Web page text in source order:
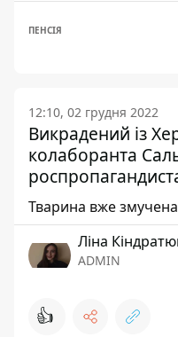
ПЕНСІЯ
12:10, 02 грудня 2022
Викрадений із
колаборанта
Тварина вже
Ліна
ADMIN
👍